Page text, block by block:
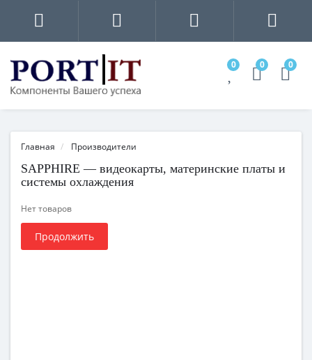
0 0 0
Главная Производители
SAPPHIRE — видеокарты, материнские платы и
системы охлаждения
Нет товаров
Продолжить